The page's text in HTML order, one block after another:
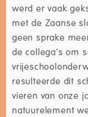
werd er vaak
met de Zaanse
geen sprake
de collega’s om
resulteerde dit
vieren van onze
natuurelement